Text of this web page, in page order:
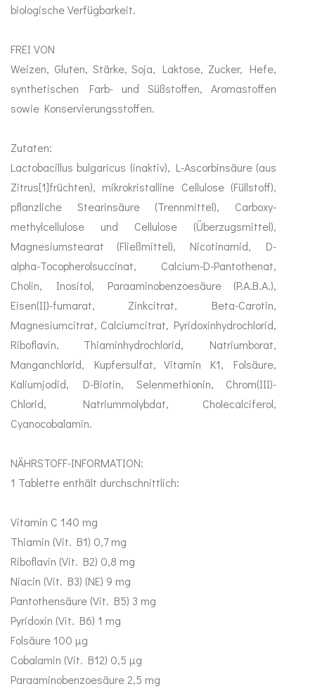
biologische Verfügbarkeit.
FREI VON
Weizen, Gluten, Stärke, Soja, Laktose, Zucker, Hefe,
synthetischen Farb- und Süßstoffen, Aromastoffen
sowie Konservierungsstoffen.
Zutaten:
Lactobacillus bulgaricus (inaktiv), L-Ascorbinsäure (aus
Zitrus[1]früchten), mikrokristalline Cellulose (Füllstoff),
pflanzliche Stearinsäure (Trennmittel), Carboxy-
methylcellulose und Cellulose (Überzugsmittel),
Magnesiumstearat (Fließmittel), Nicotinamid, D-
alpha-Tocopherolsuccinat, Calcium-D-Pantothenat,
Cholin, Inositol, Paraaminobenzoesäure (P.A.B.A.),
Eisen(II)-fumarat, Zinkcitrat, Beta-Carotin,
Magnesiumcitrat, Calciumcitrat, Pyridoxinhydrochlorid,
Riboflavin, Thiaminhydrochlorid, Natriumborat,
Manganchlorid, Kupfersulfat, Vitamin K1, Folsäure,
Kaliumjodid, D-Biotin, Selenmethionin, Chrom(III)-
Chlorid, Natriummolybdat, Cholecalciferol,
Cyanocobalamin.
NÄHRSTOFF-INFORMATION:
1 Tablette enthält durchschnittlich:
Vitamin C 140 mg
Thiamin (Vit. B1) 0,7 mg
Riboflavin (Vit. B2) 0,8 mg
Niacin (Vit. B3) (NE) 9 mg
Pantothensäure (Vit. B5) 3 mg
Pyridoxin (Vit. B6) 1 mg
Folsäure 100 μg
Cobalamin (Vit. B12) 0,5 μg
Paraaminobenzoesäure 2,5 mg
Tees
Duft
Healthy Presents
Bücher
Kinder
Trinkflaschen